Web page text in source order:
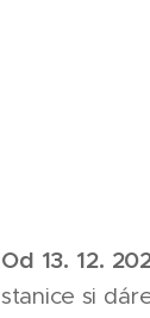
Od 13. 12.
stanice si